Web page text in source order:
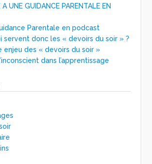
A UNE GUIDANCE PARENTALE EN
Parentale en podcast
servent donc les « devoirs du soir » ?
enjeu des « devoirs du soir »
dans l’apprentissage